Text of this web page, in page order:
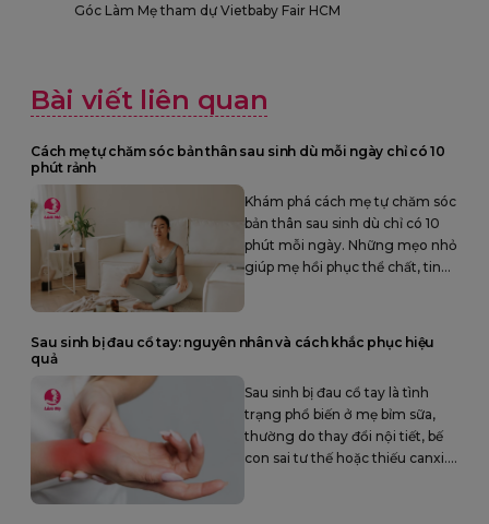
Góc Làm Mẹ tham dự Vietbaby Fair HCM
Bài viết liên quan
Cách mẹ tự chăm sóc bản thân sau sinh dù mỗi ngày chỉ có 10
phút rảnh
Khám phá cách mẹ tự chăm sóc
bản thân sau sinh dù chỉ có 10
phút mỗi ngày. Những mẹo nhỏ
giúp mẹ hồi phục thể chất, tinh
Sau sinh bị đau cổ tay: nguyên nhân và cách khắc phục hiệu
quả
Sau sinh bị đau cổ tay là tình
trạng phổ biến ở mẹ bỉm sữa,
thường do thay đổi nội tiết, bế
con sai tư thế hoặc thiếu canxi.